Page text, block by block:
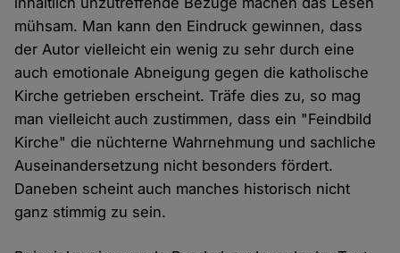
mühsam. Man kann den Eindruck gewinnen, dass
der Autor vielleicht ein wenig zu sehr durch eine
auch emotionale Abneigung gegen die katholische
Kirche getrieben erscheint. Träfe dies zu, so mag
man vielleicht auch zustimmen, dass ein "Feindbild
Kirche" die nüchterne Wahrnehmung und sachliche
Auseinandersetzung nicht besonders fördert.
Daneben scheint auch manches historisch nicht
ganz stimmig zu sein.